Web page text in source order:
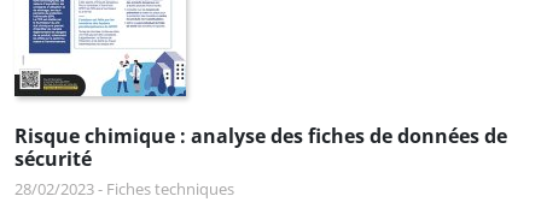
Risque chimique : analyse des fiches de données de
sécurité
28/02/2023- Fiches techniques